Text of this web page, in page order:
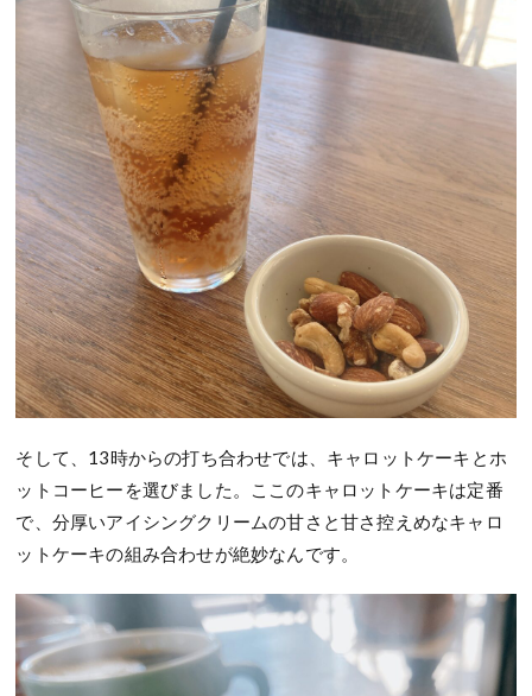
そして、13時からの打ち合わせでは、キャロットケーキとホ
ットコーヒーを選びました。ここのキャロットケーキは定番
で、分厚いアイシングクリームの甘さと甘さ控えめなキャロ
ットケーキの組み合わせが絶妙なんです。